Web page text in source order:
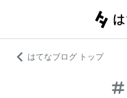
はてなブログ トップ